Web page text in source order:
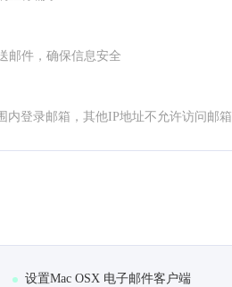
邮件，确保信息安全
内登录邮箱，其他IP地址不允许访问邮箱
设置Mac OSX 电子邮件客户端